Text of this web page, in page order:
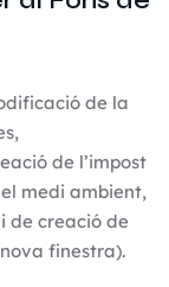
de la
de l’impost
el medi ambient,
de creació de
finestra).